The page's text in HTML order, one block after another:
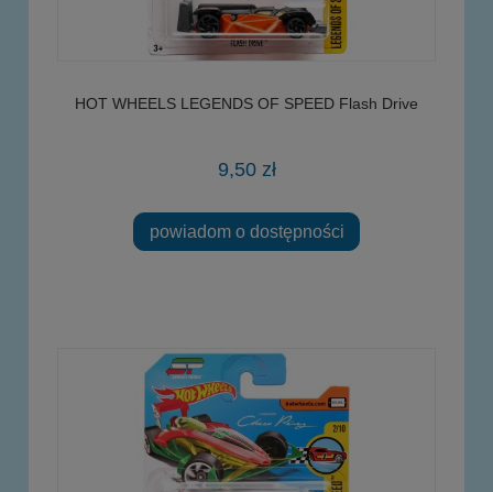
HOT WHEELS LEGENDS OF SPEED Flash Drive
9,50 zł
powiadom o dostępności